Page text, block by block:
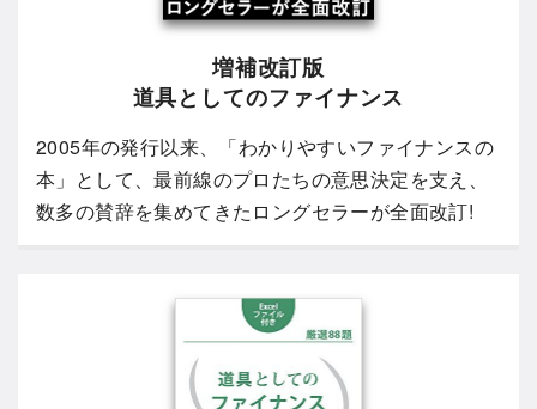
増補改訂版
道具としてのファイナンス
2005年の発行以来、「わかりやすいファイナンスの
本」として、最前線のプロたちの意思決定を支え、
数多の賛辞を集めてきたロングセラーが全面改訂!